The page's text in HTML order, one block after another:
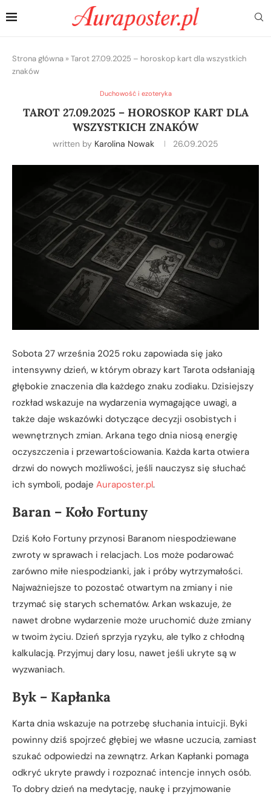
Strona główna » Tarot 27.09.2025 – horoskop kart dla wszystkich
znaków
Duchowość i ezoteryka
TAROT 27.09.2025 – HOROSKOP KART DLA
WSZYSTKICH ZNAKÓW
written by Karolina Nowak 26.09.2025
Sobota 27 września 2025 roku zapowiada się jako
intensywny dzień, w którym obrazy kart Tarota odsłaniają
głębokie znaczenia dla każdego znaku zodiaku. Dzisiejszy
rozkład wskazuje na wydarzenia wymagające uwagi, a
także daje wskazówki dotyczące decyzji osobistych i
wewnętrznych zmian. Arkana tego dnia niosą energię
oczyszczenia i przewartościowania. Każda karta otwiera
drzwi do nowych możliwości, jeśli nauczysz się słuchać
ich symboli, podaje Auraposter.pl.
Baran – Koło Fortuny
Dziś Koło Fortuny przynosi Baranom niespodziewane
zwroty w sprawach i relacjach. Los może podarować
zarówno miłe niespodzianki, jak i próby wytrzymałości.
Najważniejsze to pozostać otwartym na zmiany i nie
trzymać się starych schematów. Arkan wskazuje, że
nawet drobne wydarzenie może uruchomić duże zmiany
w twoim życiu. Dzień sprzyja ryzyku, ale tylko z chłodną
kalkulacją. Przyjmuj dary losu, nawet jeśli ukryte są w
wyzwaniach.
Byk – Kapłanka
Karta dnia wskazuje na potrzebę słuchania intuicji. Byki
powinny dziś spojrzeć głębiej we własne uczucia, zamiast
szukać odpowiedzi na zewnątrz. Arkan Kapłanki pomaga
odkryć ukryte prawdy i rozpoznać intencje innych osób.
To dobry dzień na medytację, naukę i przyjmowanie